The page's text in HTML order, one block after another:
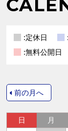
:定休日
:無料公開日
前の月へ
日 月